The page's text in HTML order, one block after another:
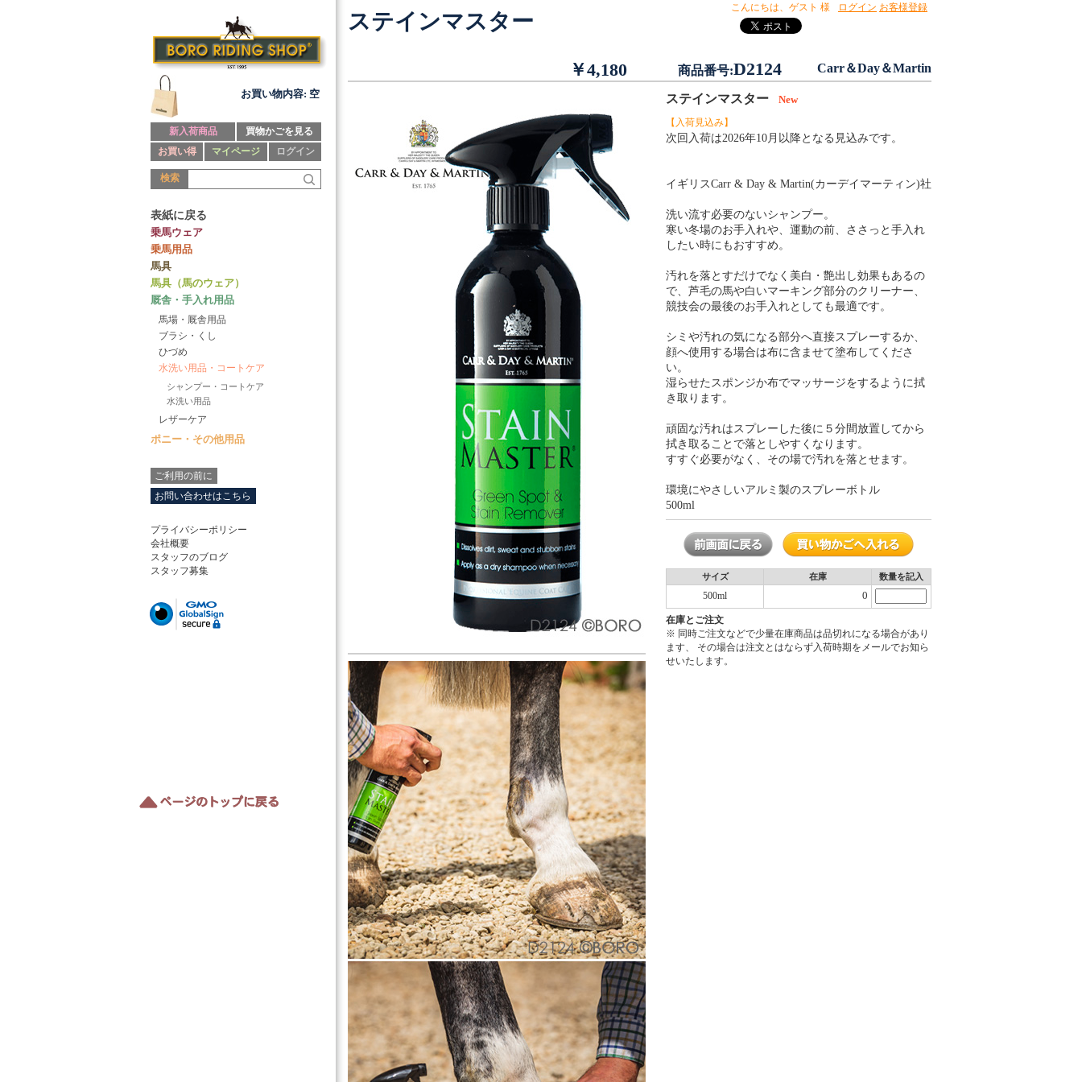
お買い物内容: 空
新入荷商品
買物かごを見る
お買い得
マイページ ログイン
検索
表紙に戻る
乗馬ウェア
乗馬用品
馬具
馬具（馬のウェア）
厩舎・手入れ用品
馬場・厩舎用品
ブラシ・くし
ひづめ
水洗い用品・コートケア
シャンプー・コートケア
水洗い用品
レザーケア
ポニー・その他用品
ご利用の前に
お問い合わせはこちら
プライバシーポリシー
会社概要
スタッフのブログ
スタッフ募集
ステインマスター
￥4,180 商品番号:D2124 Carr＆Day＆Martin
ステインマスター New
【入荷見込み】
次回入荷は2026年10月以降となる見込みです。
イギリスCarr & Day & Martin(カーデイマーティン)社
洗い流す必要のないシャンプー。
寒い冬場のお手入れや、運動の前、ささっと手入れ
したい時にもおすすめ。
汚れを落とすだけでなく美白・艶出し効果もあるの
で、芦毛の馬や白いマーキング部分のクリーナー、
競技会の最後のお手入れとしても最適です。
シミや汚れの気になる部分へ直接スプレーするか、
顔へ使用する場合は布に含ませて塗布してくださ
い。
湿らせたスポンジか布でマッサージをするように拭
き取ります。
頑固な汚れはスプレーした後に５分間放置してから
拭き取ることで落としやすくなります。
すすぐ必要がなく、その場で汚れを落とせます。
環境にやさしいアルミ製のスプレーボトル
500ml
サイズ 在庫 数量を記入
500ml 0
在庫とご注文
※ 同時ご注文などで少量在庫商品は品切れになる場合があり
ます、 その場合は注文とはならず入荷時期をメールでお知ら
せいたします。
こんにちは、 ゲスト 様 ログイン お客様登録